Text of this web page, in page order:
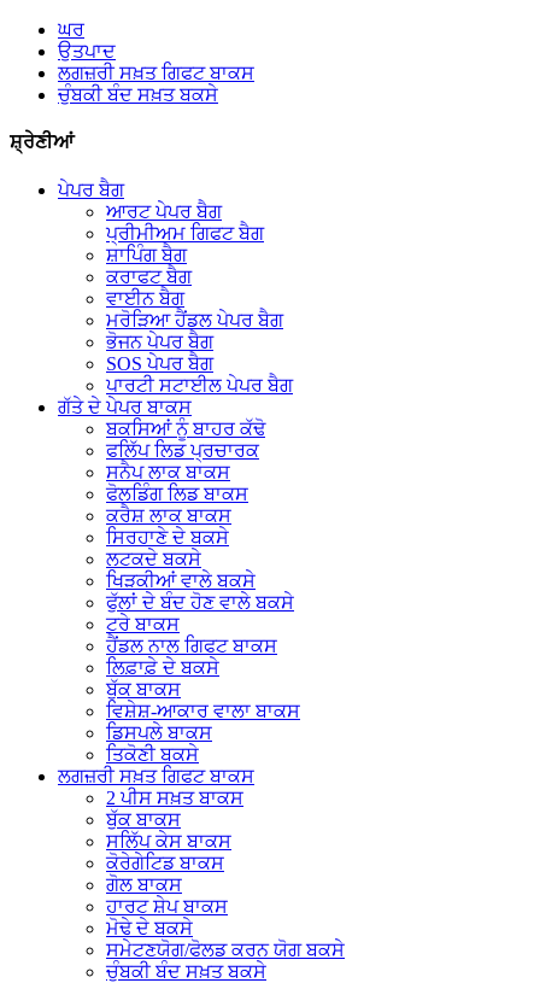
ਘਰ
ਉਤਪਾਦ
ਲਗਜ਼ਰੀ ਸਖ਼ਤ ਗਿਫਟ ਬਾਕਸ
ਚੁੰਬਕੀ ਬੰਦ ਸਖ਼ਤ ਬਕਸੇ
ਸ਼੍ਰੇਣੀਆਂ
ਪੇਪਰ ਬੈਗ
ਆਰਟ ਪੇਪਰ ਬੈਗ
ਪ੍ਰੀਮੀਅਮ ਗਿਫਟ ਬੈਗ
ਸ਼ਾਪਿੰਗ ਬੈਗ
ਕਰਾਫਟ ਬੈਗ
ਵਾਈਨ ਬੈਗ
ਮਰੋੜਿਆ ਹੈਂਡਲ ਪੇਪਰ ਬੈਗ
ਭੋਜਨ ਪੇਪਰ ਬੈਗ
SOS ਪੇਪਰ ਬੈਗ
ਪਾਰਟੀ ਸਟਾਈਲ ਪੇਪਰ ਬੈਗ
ਗੱਤੇ ਦੇ ਪੇਪਰ ਬਾਕਸ
ਬਕਸਿਆਂ ਨੂੰ ਬਾਹਰ ਕੱਢੋ
ਫਲਿੱਪ ਲਿਡ ਪ੍ਰਚਾਰਕ
ਸਨੈਪ ਲਾਕ ਬਾਕਸ
ਫੋਲਡਿੰਗ ਲਿਡ ਬਾਕਸ
ਕਰੈਸ਼ ਲਾਕ ਬਾਕਸ
ਸਿਰਹਾਣੇ ਦੇ ਬਕਸੇ
ਲਟਕਦੇ ਬਕਸੇ
ਖਿੜਕੀਆਂ ਵਾਲੇ ਬਕਸੇ
ਫੁੱਲਾਂ ਦੇ ਬੰਦ ਹੋਣ ਵਾਲੇ ਬਕਸੇ
ਟਰੇ ਬਾਕਸ
ਹੈਂਡਲ ਨਾਲ ਗਿਫਟ ਬਾਕਸ
ਲਿਫ਼ਾਫ਼ੇ ਦੇ ਬਕਸੇ
ਬੁੱਕ ਬਾਕਸ
ਵਿਸ਼ੇਸ਼-ਆਕਾਰ ਵਾਲਾ ਬਾਕਸ
ਡਿਸਪਲੇ ਬਾਕਸ
ਤਿਕੋਣੀ ਬਕਸੇ
ਲਗਜ਼ਰੀ ਸਖ਼ਤ ਗਿਫਟ ਬਾਕਸ
2 ਪੀਸ ਸਖ਼ਤ ਬਾਕਸ
ਬੁੱਕ ਬਾਕਸ
ਸਲਿੱਪ ਕੇਸ ਬਾਕਸ
ਕੋਰੇਗੇਟਿਡ ਬਾਕਸ
ਗੋਲ ਬਾਕਸ
ਹਾਰਟ ਸ਼ੇਪ ਬਾਕਸ
ਮੋਢੇ ਦੇ ਬਕਸੇ
ਸਮੇਟਣਯੋਗ/ਫੋਲਡ ਕਰਨ ਯੋਗ ਬਕਸੇ
ਚੁੰਬਕੀ ਬੰਦ ਸਖ਼ਤ ਬਕਸੇ